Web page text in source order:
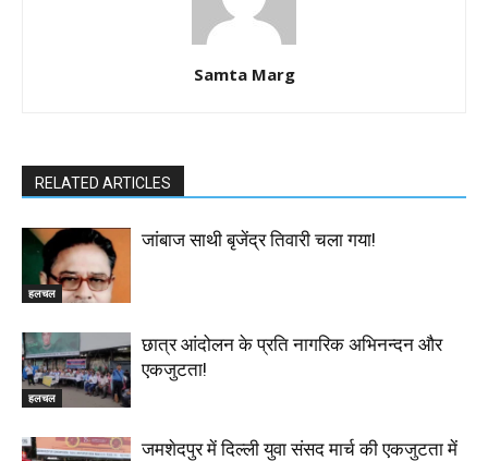
Samta Marg
RELATED ARTICLES
हलचल
जांबाज साथी बृजेंद्र तिवारी चला गया!
हलचल
छात्र आंदोलन के प्रति नागरिक अभिनन्दन और
एकजुटता!
जमशेदपुर में दिल्ली युवा संसद मार्च की एकजुटता में